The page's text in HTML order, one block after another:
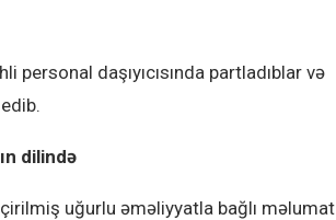
daşıyıcısında partladıblar və
dilində
uğurlu əməliyyatla bağlı məlumat